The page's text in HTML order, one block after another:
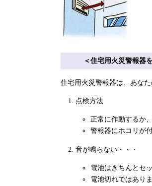
＜住宅用火災警報器
住宅用火災警報器は、あな
点検方法
正常に作動するか
警報器にホコリが
音が鳴らない・・・
電池はきちんとセ
電池切れではあり